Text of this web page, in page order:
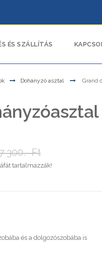
ÉS SZÁLLÍTÁS
Dohányzó asztal Grand
300.- Ft
tartalmazzák!
és a dolgozószobába is